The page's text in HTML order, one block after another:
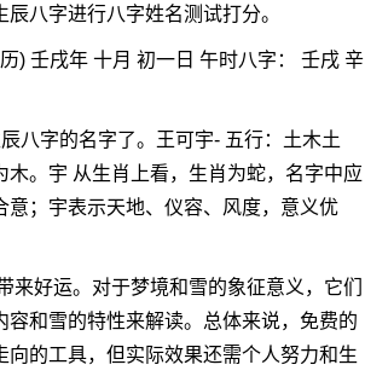
八字进行八字姓名测试打分。
) 壬戌年 十月 初一日 午时八字： 壬戌 辛
八字的名字了。王可宇- 五行：土木土
。宇 从生肖上看，生肖为蛇，名字中应
；宇表示天地、仪容、风度，意义优
好运。对于梦境和雪的象征意义，它们
和雪的特性来解读。总体来说，免费的
的工具，但实际效果还需个人努力和生